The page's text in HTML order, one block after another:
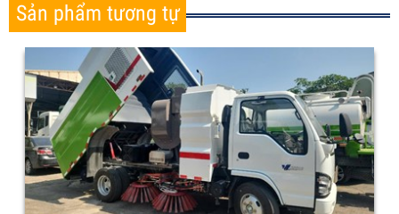
chuẩn
theo xe
cơ sở
Nhận xét
Sản phẩm tương tự